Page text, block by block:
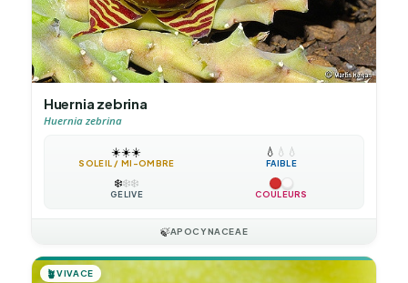
Huernia zebrina
Huernia zebrina
☀️☀️☀️
SOLEIL / MI-OMBRE
💧 💧 💧
FAIBLE
❄️❄️❄️
GÉLIVE COULEURS
🍃APOCYNACEAE
🪴VIVACE